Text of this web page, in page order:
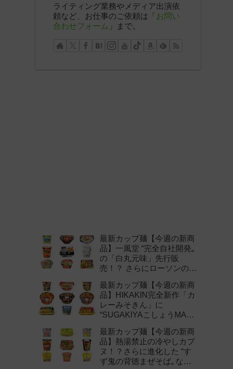
ライティング業務やメディア出演依
頼など、お仕事のご依頼は「 お問い
合わせフォーム 」まで。
最新カップ麺【今週の新商
品】一風堂 “完全自社開発„
の「白丸元味」先行販
売！？ さらにローソンの激
新作まとめ！
最新カップ麺【今週の新商
品】HIKAKIN完全新作「カ
レーみそきん」に
“SUGAKIYAこしょうMAX„
最新カップ麺【今週の新商
品】熱湯禁止の冷やしカプ
ヌ！？さらに進化した “す
ず鬼の背徳まぜそば„ など